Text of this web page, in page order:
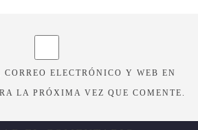
ELECTRÓNICO Y WEB EN
LA PRÓXIMA VEZ QUE COMENTE.